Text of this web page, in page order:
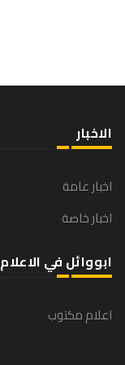
الاخبار
اخبار عامة
اخبار خاصة
ابووائل في الاعلام
اعلام مكتوب